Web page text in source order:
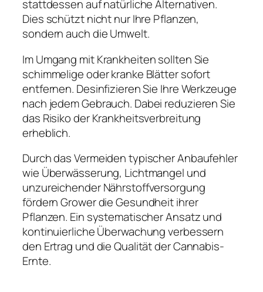
stattdessen auf natürliche Alternativen.
Dies schützt nicht nur Ihre Pflanzen,
sondern auch die Umwelt.
Im Umgang mit Krankheiten sollten Sie
schimmelige oder kranke Blätter sofort
entfernen. Desinfizieren Sie Ihre Werkzeuge
nach jedem Gebrauch. Dabei reduzieren Sie
das Risiko der Krankheitsverbreitung
erheblich.
Durch das Vermeiden typischer Anbaufehler
wie Überwässerung, Lichtmangel und
unzureichender Nährstoffversorgung
fördern Grower die Gesundheit ihrer
Pflanzen. Ein systematischer Ansatz und
kontinuierliche Überwachung verbessern
den Ertrag und die Qualität der Cannabis-
Ernte.